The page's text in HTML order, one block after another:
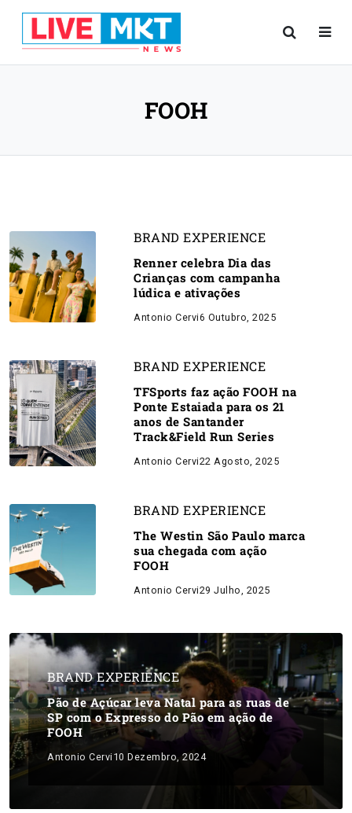
FOOH
BRAND EXPERIENCE
Renner celebra Dia das
Crianças com campanha
lúdica e ativações
Antonio Cervi6 Outubro, 2025
BRAND EXPERIENCE
TFSports faz ação FOOH na
Ponte Estaiada para os 21
anos de Santander
Track&Field Run Series
Antonio Cervi22 Agosto, 2025
BRAND EXPERIENCE
The Westin São Paulo marca
sua chegada com ação
FOOH
Antonio Cervi29 Julho, 2025
BRAND EXPERIENCE
Pão de Açúcar leva Natal para as ruas de
SP com o Expresso do Pão em ação de
FOOH
Antonio Cervi 10 Dezembro, 2024